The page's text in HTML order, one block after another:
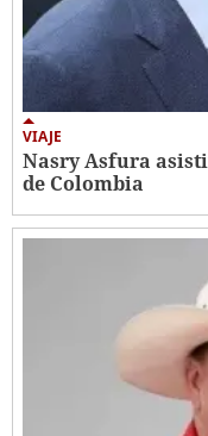
VIAJE
Nasry Asfura
de Colombia